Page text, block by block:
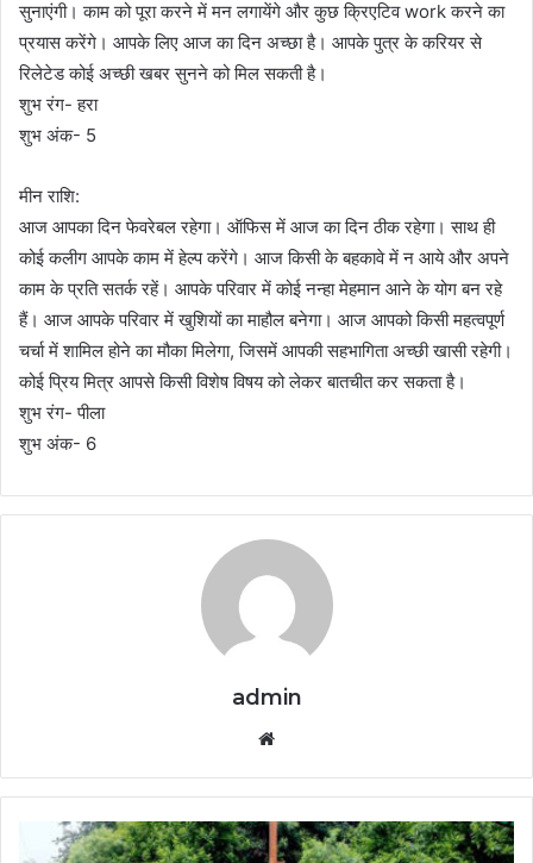
सुनाएंगी। काम को पूरा करने में मन लगायेंगे और कुछ क्रिएटिव work करने का
प्रयास करेंगे। आपके लिए आज का दिन अच्छा है। आपके पुत्र के करियर से
रिलेटेड कोई अच्छी खबर सुनने को मिल सकती है।
शुभ रंग- हरा
शुभ अंक- 5
मीन राशि:
आज आपका दिन फेवरेबल रहेगा। ऑफिस में आज का दिन ठीक रहेगा। साथ ही
कोई कलीग आपके काम में हेल्प करेंगे। आज किसी के बहकावे में न आये और अपने
काम के प्रति सतर्क रहें। आपके परिवार में कोई नन्हा मेहमान आने के योग बन रहे
हैं। आज आपके परिवार में खुशियों का माहौल बनेगा। आज आपको किसी महत्वपूर्ण
चर्चा में शामिल होने का मौका मिलेगा, जिसमें आपकी सहभागिता अच्छी खासी रहेगी।
कोई प्रिय मित्र आपसे किसी विशेष विषय को लेकर बातचीत कर सकता है।
शुभ रंग- पीला
शुभ अंक- 6
admin